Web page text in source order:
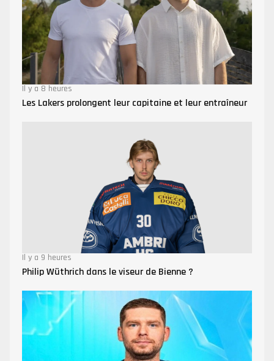
Il y a 8 heures
Les Lakers prolongent leur capitaine et leur entraîneur
Il y a 9 heures
Philip Wüthrich dans le viseur de Bienne ?